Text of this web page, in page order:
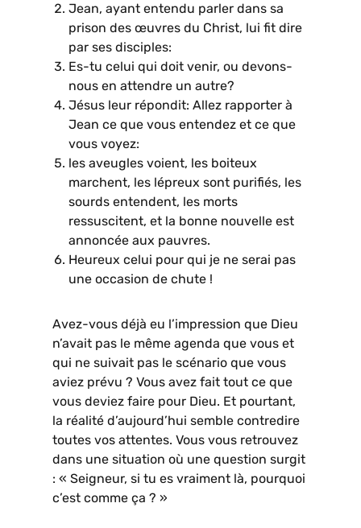
Jean, ayant entendu parler dans sa
prison des œuvres du Christ, lui fit dire
par ses disciples:
Es-tu celui qui doit venir, ou devons-
nous en attendre un autre?
Jésus leur répondit: Allez rapporter à
Jean ce que vous entendez et ce que
vous voyez:
les aveugles voient, les boiteux
marchent, les lépreux sont purifiés, les
sourds entendent, les morts
ressuscitent, et la bonne nouvelle est
annoncée aux pauvres.
Heureux celui pour qui je ne serai pas
une occasion de chute !
Avez-vous déjà eu l’impression que Dieu
n’avait pas le même agenda que vous et
qui ne suivait pas le scénario que vous
aviez prévu ? Vous avez fait tout ce que
vous deviez faire pour Dieu. Et pourtant,
la réalité d’aujourd’hui semble contredire
toutes vos attentes. Vous vous retrouvez
dans une situation où une question surgit
: « Seigneur, si tu es vraiment là, pourquoi
c’est comme ça ? »